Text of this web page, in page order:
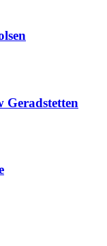
Geradstetten